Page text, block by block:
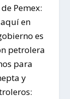
Pemex:
en
es
petrolera
para
y